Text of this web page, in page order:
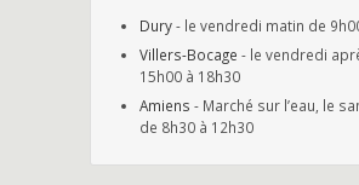
Dury- le vendredi matin de
Villers-Bocage - le vendredi
15h00 à 18h30
Amiens - Marché sur l’eau, le
de 8h30 à 12h30